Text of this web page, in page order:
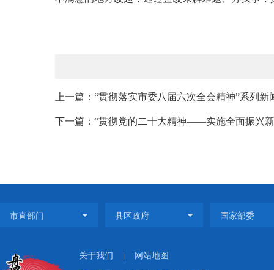
上一篇：“贯彻落实市委八届六次全会精神”系列
下一篇：“贯彻党的二十大精神——实施全面振兴
关于我们 网站地图